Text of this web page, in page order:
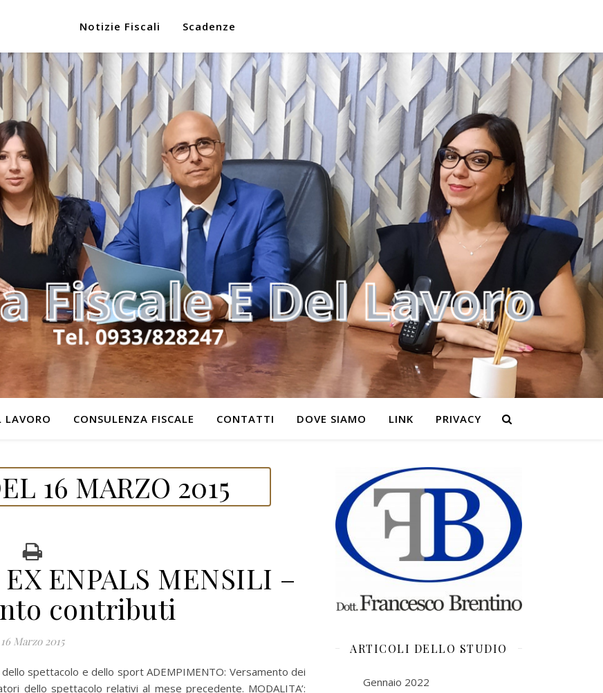
Notizie Fiscali Scadenze
LAVORO CONSULENZA FISCALE CONTATTI DOVE SIAMO LINK PRIVACY
16 MARZO 2015
ENPALS MENSILI –
contributi
16 Marzo 2015
spettacolo e dello sport ADEMPIMENTO: Versamento dei
dello spettacolo relativi al mese precedente. MODALITA’:
ARTICOLI DELLO STUDIO
Gennaio 2022